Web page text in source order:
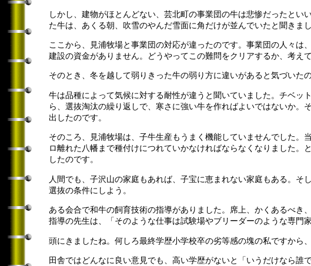
しかし、建物がほとんどない、芸北町の事業団の牛は悲惨だったと
た牛は、あくる朝、吹雪のやんだ雪面に角だけが並んでいたと聞きまし
ここから、見浦牧場と事業団の対応が違ったのです。事業団の人々
建設の資金がありません。どうやってこの難問をクリアするか、考え
そのとき、冬を越して弱りきった牛の弱り方に違いがあると気づいたの
牛は品種によって気候に対する耐性が違うと聞いていました。チベ
ら、選抜淘汰の繰り返しで、寒さに強い牛を作ればよいではないか
出したのです。
そのころ、見浦牧場は、子牛生産もうまく機能していませんでした
ロ離れた八幡まで種付けにつれていかなければならなくなりました
したのです。
人間でも、子沢山の家庭もあれば、子宝に恵まれない家庭もある。
選抜の条件にしよう。
ある会合で和牛の飼育技術の指導がありました。席上、かくあるべき
指導の先生は、「そのような仕事は試験場やブリーダーのような専門
頭にきましたね。何しろ最終学歴小学校卒の劣等感の塊の私ですから
田舎ではどんなに良い意見でも、高い学歴がないと「いうだけなら